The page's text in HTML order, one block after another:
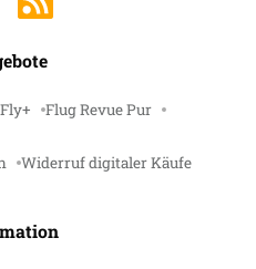
Fly+ Flug Revue Pur
Widerruf digitaler Käufe